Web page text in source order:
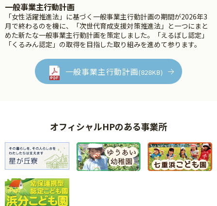
一般事業主行動計画
「女性活躍推進法」に基づく一般事業主行動計画の期間が2026年3
月で終わるのを機に、「次世代育成支援対策推進法」と一つにまと
めた新たな一般事業主行動計画を策定しました。「えるぼし認定」
「くるみん認定」の取得を目指した取り組みを進めて参ります。
一般事業主行動計画(828KB)
オフィシャルHPのある事業所